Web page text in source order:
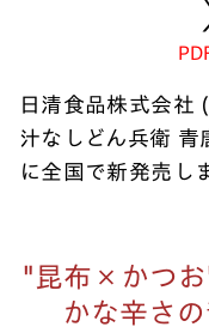
日清食品株式会社
汁なしどん兵衛 青
に全国で新発売し
"昆布×かつお
かな辛さ